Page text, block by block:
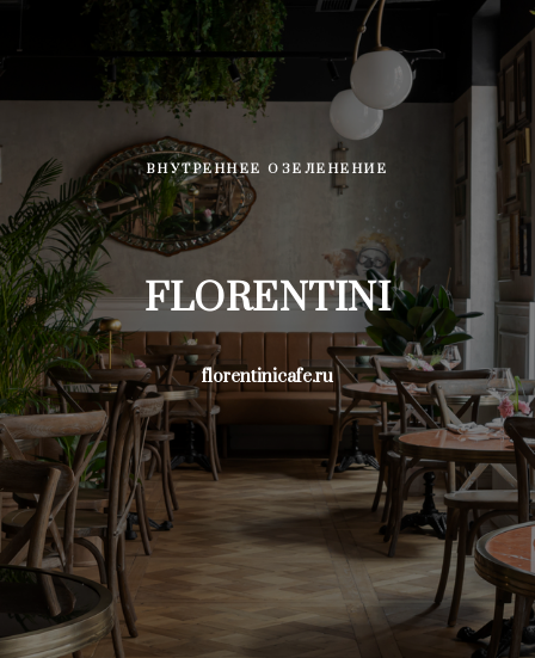
ВНУТРЕННЕЕ ОЗЕЛЕНЕНИЕ
FLORENTINI
florentinicafe.ru
Заказчик:
Florentini
Ресторан
Подбор кашпо
Москва
Тип объекта:
2024
Тип озеленения:
Город: